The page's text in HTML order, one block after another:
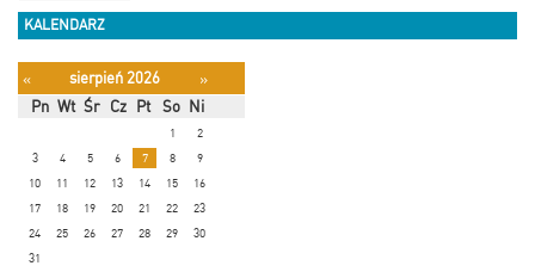
KALENDARZ
« sierpień 2026
»
Pn Wt Śr Cz Pt So Ni
1
2
3
4 5 6 7 8
9
10
11 12 13 14 15
16
17
18 19 20 21 22
23
24
25 26 27 28 29
30
31